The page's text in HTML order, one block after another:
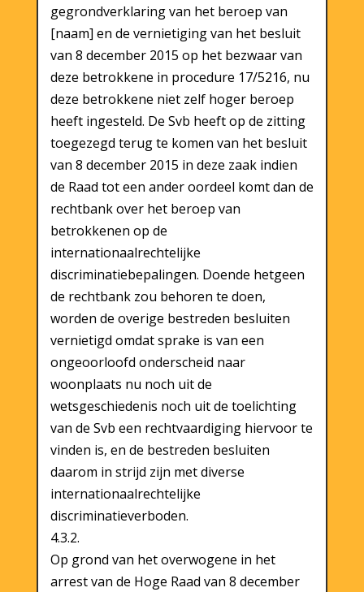
gegrondverklaring van het beroep van
[naam] en de vernietiging van het besluit
van 8 december 2015 op het bezwaar van
deze betrokkene in procedure 17/5216, nu
deze betrokkene niet zelf hoger beroep
heeft ingesteld. De Svb heeft op de zitting
toegezegd terug te komen van het besluit
van 8 december 2015 in deze zaak indien
de Raad tot een ander oordeel komt dan de
rechtbank over het beroep van
betrokkenen op de
internationaalrechtelijke
discriminatiebepalingen. Doende hetgeen
de rechtbank zou behoren te doen,
worden de overige bestreden besluiten
vernietigd omdat sprake is van een
ongeoorloofd onderscheid naar
woonplaats nu noch uit de
wetsgeschiedenis noch uit de toelichting
van de Svb een rechtvaardiging hiervoor te
vinden is, en de bestreden besluiten
daarom in strijd zijn met diverse
internationaalrechtelijke
discriminatieverboden.
4.3.2.
Op grond van het overwogene in het
arrest van de Hoge Raad van 8 december